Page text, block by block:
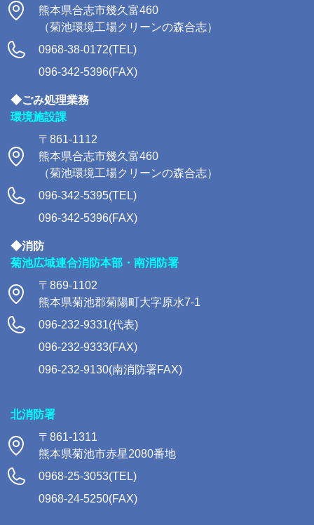
熊本県合志市幾久富460
（菊池環境工場クリーンの森合志）
0968-38-0172(TEL)
096-342-5396(FAX)
◆ごみ処理業務
環境施設課
〒861-1112
熊本県合志市幾久富460
（菊池環境工場クリーンの森合志）
096-342-5395(TEL)
096-342-5396(FAX)
◆消防
菊池広域連合消防本部・南消防署
〒869-1102
熊本県菊池郡菊陽町大字原水7-1
096-232-9331(代表)
096-232-9333(FAX)
096-232-9130(南消防署FAX)
北消防署
〒861-1311
熊本県菊池市赤星2080番地
0968-25-3053(TEL)
0968-24-5250(FAX)